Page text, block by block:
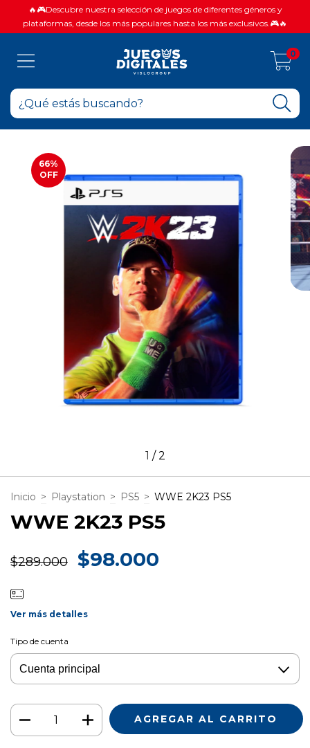
🔥🎮Descubre nuestra selección de juegos de diferentes géneros y
plataformas, desde los más populares hasta los más exclusivos.🎮🔥
0
66%
OFF
1 /2
Inicio > Playstation > PS5 > WWE 2K23 PS5
WWE 2K23 PS5
$289.000 $98.000
Ver más detalles
Tipo de cuenta